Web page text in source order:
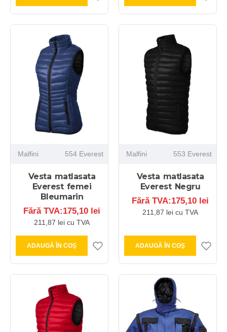
Malfini 554 Everest
Vesta matlasata
Everest femei
Bleumarin
Fără TVA:175,10 lei
211,87 lei cu TVA
ADAUGĂ ÎN COŞ
Malfini 553 Everest
Vesta matlasata
Everest Negru
Fără TVA:175,10 lei
211,87 lei cu TVA
ADAUGĂ ÎN COŞ